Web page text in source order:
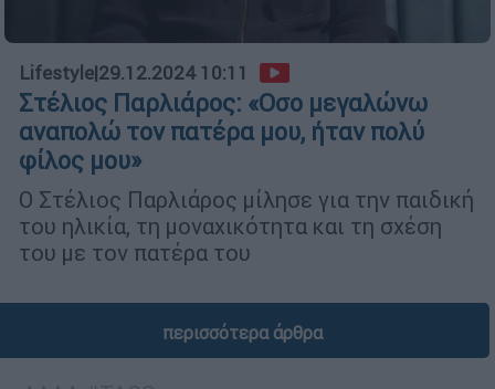
Lifestyle|29.12.2024 10:11
Στέλιος Παρλιάρος: «Οσο μεγαλώνω
αναπολώ τον πατέρα μου, ήταν πολύ
φίλος μου»
Ο Στέλιος Παρλιάρος μίλησε για την παιδική
του ηλικία, τη μοναχικότητα και τη σχέση
του με τον πατέρα του
περισσότερα άρθρα